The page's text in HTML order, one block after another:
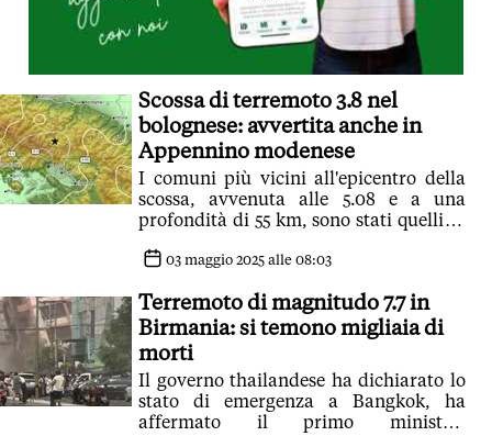
Scossa di terremoto 3.8 nel
bolognese: avvertita anche in
Appennino modenese
I comuni più vicini all'epicentro della
scossa, avvenuta alle 5.08 e a una
profondità di 55 km, sono stati quelli di
03 maggio 2025 alle 08:03
Terremoto di magnitudo 7.7 in
Birmania: si temono migliaia di
morti
Il governo thailandese ha dichiarato lo
stato di emergenza a Bangkok, ha
affermato il primo ministro,